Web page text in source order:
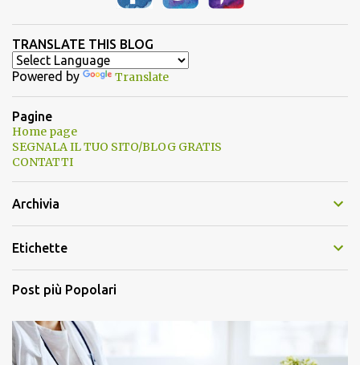
TRANSLATE THIS BLOG
Powered by Translate
Pagine
Home page
SEGNALA IL TUO SITO/BLOG GRATIS
CONTATTI
Archivia
Etichette
Post più Popolari